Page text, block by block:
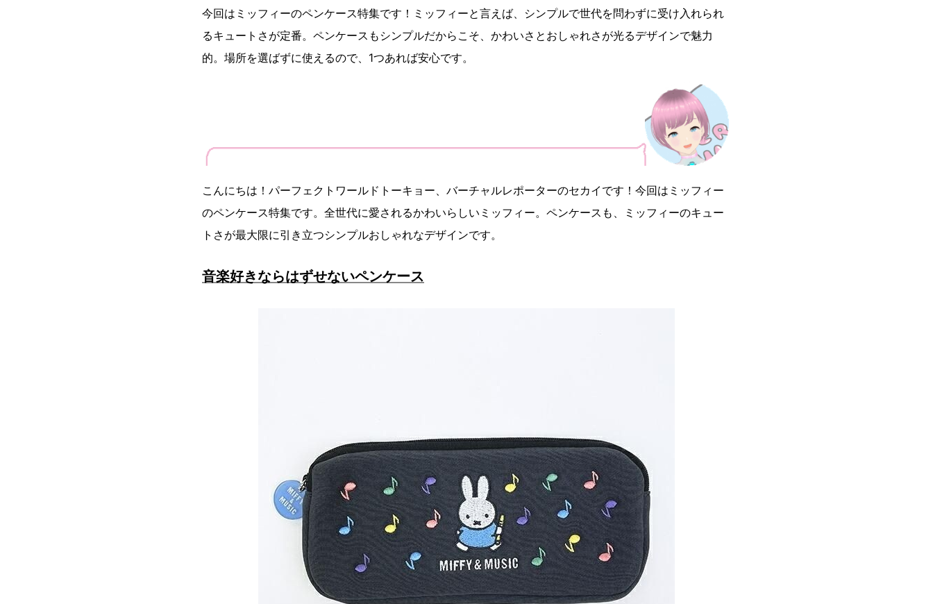
今回はミッフィーのペンケース特集です！ミッフィーと言えば、シンプルで世代を問わずに受け入れられ
るキュートさが定番。ペンケースもシンプルだからこそ、かわいさとおしゃれさが光るデザインで魅力
的。場所を選ばずに使えるので、1つあれば安心です。
こんにちは！パーフェクトワールドトーキョー、バーチャルレポーターのセカイです！今回はミッフィー
のペンケース特集です。全世代に愛されるかわいらしいミッフィー。ペンケースも、ミッフィーのキュー
トさが最大限に引き立つシンプルおしゃれなデザインです。
音楽好きならはずせないペンケース